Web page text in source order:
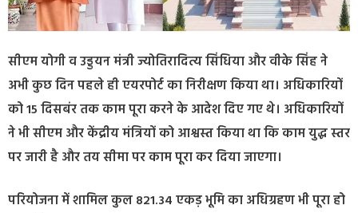
सीएम योगी व उड्डयन मंत्री ज्योतिरादित्य सिंधिया और वीके सिंह ने
अभी कुछ दिन पहले ही एयरपोर्ट का निरीक्षण किया था। अधिकारियों
को 15 दिसबंर तक काम पूरा करने के आदेश दिए गए थे। अधिकारियों
ने भी सीएम और केंद्रीय मंत्रियों को आश्वस्त किया था कि काम युद्ध स्तर
पर जारी है और तय सीमा पर काम पूरा कर दिया जाएगा।
परियोजना में शामिल कुल 821.34 एकड़ भूमि का अधिग्रहण भी पूरा हो